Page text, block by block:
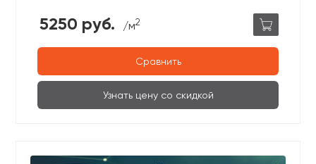
5250 руб. /м2
Сравнить
Узнать цену со скидкой